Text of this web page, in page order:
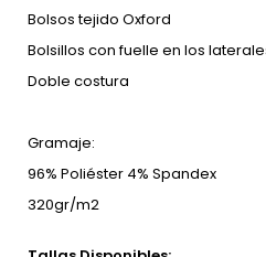
Bolsos tejido Oxford
Bolsillos con fuelle en los
Doble costura
Gramaje:
96% Poliéster 4% Spandex
320gr/m2